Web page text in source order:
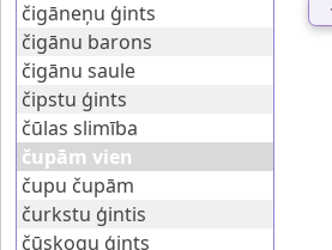
čigāneņu ģints
čigānu barons
čigānu saule
čipstu ģints
čūlas slimība
čupām vien
čupu čupām
čurkstu ģintis
čūskogu ģints